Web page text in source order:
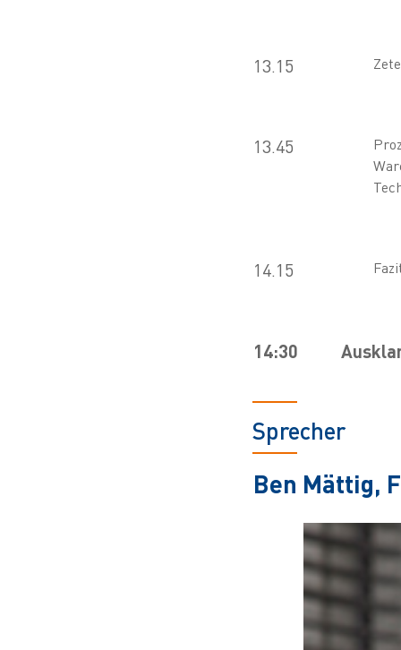
13.15
13.45
14.15
14:30
Sprecher
Ben Mättig,